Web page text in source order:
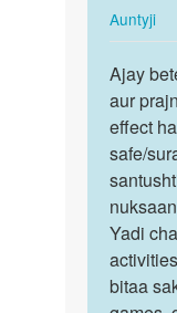
kya
by
AuntyjiIn
to
s
by
Ajay
bete,
smoking
pe
aapki…
Ajay
aur
effect
safe/
Yadi
bitaa